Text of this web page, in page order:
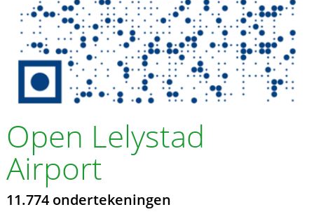
Open Lelystad
Airport
11.774 ondertekeningen